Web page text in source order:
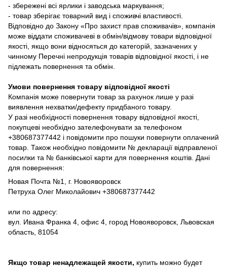
- збережені всі ярлики і заводська маркування;
- товар зберігає товарний вид і споживчі властивості.
Відповідно до Закону «Про захист прав споживачів», компанія
може віддати споживачеві в обмін/відмову товари відповідної
якості, якщо вони відносяться до категорій, зазначених у
чинному Перечні непродукція товарів відповідної якості, і не
підлежать повернення та обмін.
Умови повернення товару відповідної якості
Компанія може повернути товар за рахунок лише у разі
виявлення нехватки/дефекту придбаного товару.
У разі необхідності повернення товару відповідної якості,
покупцеві необхідно зателефонувати за телефоном
+380687377442 і повідомити про пошуки повернути оплачений
товар. Також необхідно повідомити № декларації відправленої
посилки та № банківської карти для повернення коштів. Дані
для повернення:
Новая Почта №1, г. Новояворовск
Петруха Олег Миколайович +380687377442
или по адресу:
вул. Ивана Франка 4, офис 4, город Новояворовск, Львовская
область, 81054
Якщо товар ненадлежащей якости, купить можно будет